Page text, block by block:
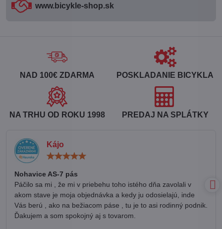
www​.bicykle-shop​.sk
NAD 100€ ZDARMA POSKLADANIE BICYKLA
NA TRHU OD ROKU 1998 PREDAJ NA SPLÁTKY
Kájo
Nohavice AS-7 pás
Páčilo sa mi , že mi v priebehu toho istého dňa zavolali v
akom stave je moja objednávka a kedy ju odosielajú, inde
Vás berú , ako na bežiacom páse , tu je to asi rodinný podnik.
Ďakujem a som spokojný aj s tovarom.